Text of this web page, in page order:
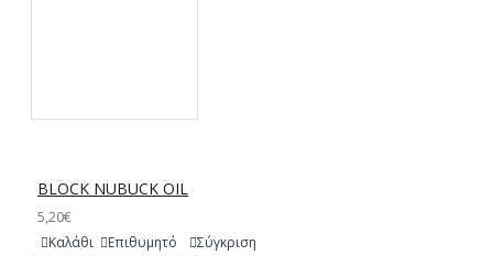
BLOCK NUBUCK OIL
5,20€
Καλάθι Επιθυμητό Σύγκριση